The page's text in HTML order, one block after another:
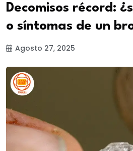
Decomisos récord:
o síntomas de un
Agosto 27, 2025